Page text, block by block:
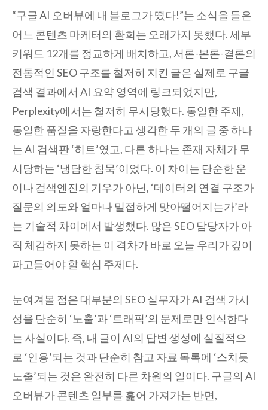
“구글 AI 오버뷰에 내 블로그가 떴다!”는 소식을 들은
어느 콘텐츠 마케터의 환희는 오래가지 못했다. 세부
키워드 12개를 정교하게 배치하고, 서론-본론-결론의
전통적인 SEO 구조를 철저히 지킨 글은 실제로 구글
검색 결과에서 AI 요약 영역에 링크되었지만,
Perplexity에서는 철저히 무시당했다. 동일한 주제,
동일한 품질을 자랑한다고 생각한 두 개의 글 중 하나
는 AI 검색판 ‘히트’였고, 다른 하나는 존재 자체가 무
시당하는 ‘냉담한 침묵’이었다. 이 차이는 단순한 운
이나 검색엔진의 기우가 아닌, ‘데이터의 연결 구조가
질문의 의도와 얼마나 밀접하게 맞아떨어지는가’라
는 기술적 차이에서 발생했다. 많은 SEO 담당자가 아
직 체감하지 못하는 이 격차가 바로 오늘 우리가 깊이
파고들어야 할 핵심 주제다.
눈여겨볼 점은 대부분의 SEO 실무자가 AI 검색 가시
성을 단순히 ‘노출’과 ‘트래픽’의 문제로만 인식한다
는 사실이다. 즉, 내 글이 AI의 답변 생성에 실질적으
로 ‘인용’되는 것과 단순히 참고 자료 목록에 ‘스치듯
노출’되는 것은 완전히 다른 차원의 일이다. 구글의 AI
오버뷰가 콘텐츠 일부를 훑어 가져가는 반면,